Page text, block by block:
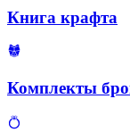
Книга крафта
Комплекты